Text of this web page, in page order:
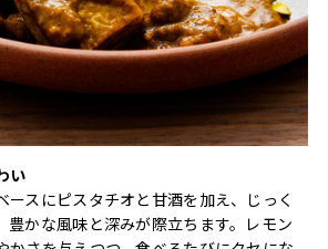
い
ースにピスタチオと甘酒を加え、じっく
豊かな風味と深みが際立ちます。レモン